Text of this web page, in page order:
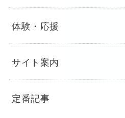
体験・応援
サイト案内
定番記事